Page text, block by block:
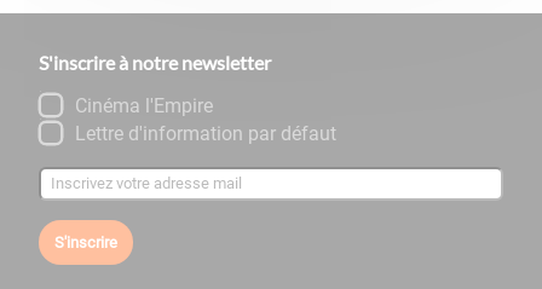
S'inscrire à notre newsletter
Cinéma l'Empire
Lettre d'information par défaut
S'inscrire